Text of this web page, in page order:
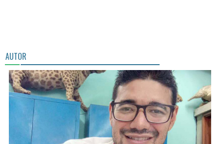
AUTOR